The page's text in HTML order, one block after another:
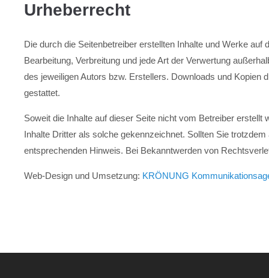
Urheberrecht
Die durch die Seitenbetreiber erstellten Inhalte und Werke
Bearbeitung, Verbreitung und jede Art der Verwertung
des jeweiligen Autors bzw. Erstellers. Downloads und
gestattet.
Soweit die Inhalte auf dieser Seite nicht vom Betreiber
Inhalte Dritter als solche gekennzeichnet. Sollten Sie
entsprechenden Hinweis. Bei Bekanntwerden von
Web-Design und Umsetzung: KRÖNUNG